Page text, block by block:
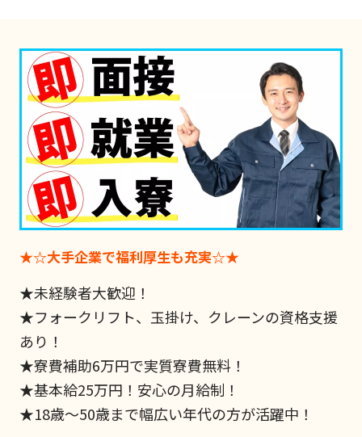
★☆大手企業で福利厚生も充実☆★
★未経験者大歓迎！
★フォークリフト、玉掛け、クレーンの資格支援
あり！
★寮費補助6万円で実質寮費無料！
★基本給25万円！安心の月給制！
★18歳～50歳まで幅広い年代の方が活躍中！